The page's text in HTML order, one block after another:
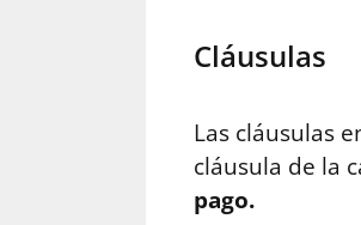
Cláusulas
Las cláusulas
cláusula de la
pago.